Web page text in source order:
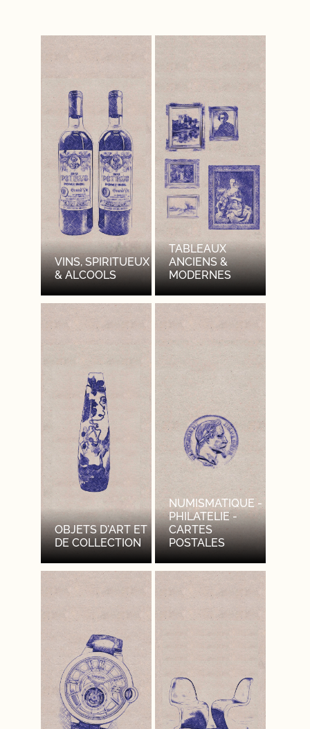
VINS, SPIRITUEUX
& ALCOOLS
TABLEAUX
ANCIENS &
MODERNES
OBJETS D'ART ET
DE COLLECTION
NUMISMATIQUE -
PHILATELIE -
CARTES
POSTALES